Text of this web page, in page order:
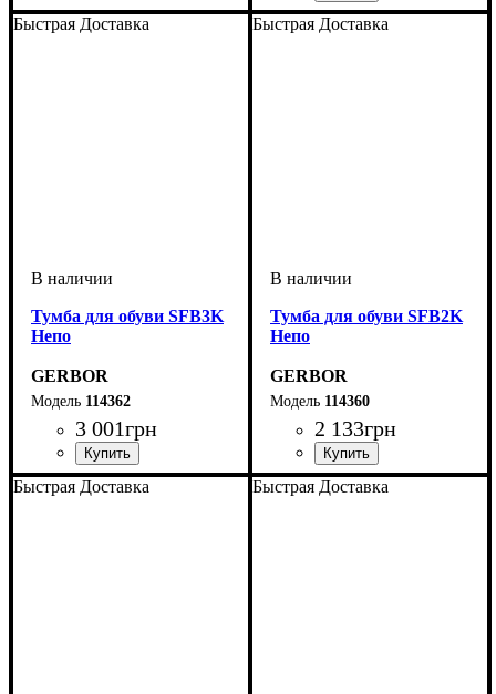
ширина, мм: 900
высота, мм: 184
глубина, мм: 30,5
Быстрая Доставка
Тумба для обуви SFB3K
Непо
GERBOR
114362
3 001грн
ширина, мм: 695
высота, мм: 1200
глубина, мм: 175
Быстрая Доставка
Тумба для обуви SFB2K
Непо
GERBOR
114360
2 133грн
ширина, мм: 695
высота, мм: 835
глубина, мм: 175
Быстрая Доставка Быстрая Доставка